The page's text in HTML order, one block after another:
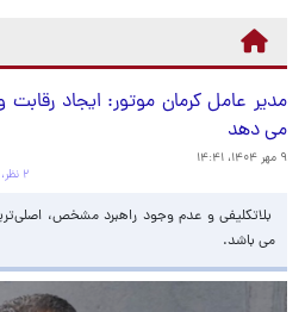
مدیر عامل کرمان موتور: ایجاد
می دهد
۹ مهر ۱۴۰۴، ۱۴:۴۱
۲ نظر، ۰ در صف انتشار و ۰ تکراری یا غیرقابل انتشار
بلاتکلیفی و عدم وجود راهبرد مشخص،
می باشد.